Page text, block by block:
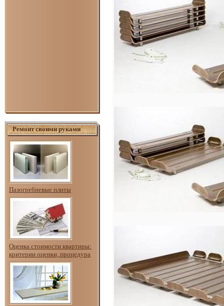
Ремонт своими руками
Пазогребневые плиты
Оценка стоимости квартиры:
критерии оценки, процедура